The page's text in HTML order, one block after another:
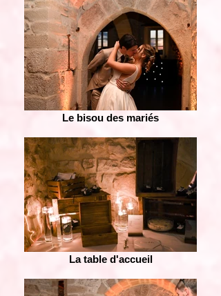
Le bisou des mariés
La table d'accueil